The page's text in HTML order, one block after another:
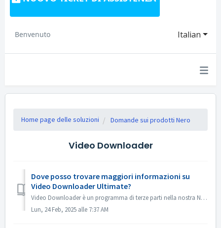
Italian
Benvenuto
Home page delle soluzioni Domande sui prodotti Nero
Video Downloader
Dove posso trovare maggiori informazioni su
Video Downloader Ultimate?
Video Downloader è un programma di terze parti nella nostra Nero Platinum Suite. Puoi controllare le informazioni sul programma Video Downloader qui: http...
Lun, 24 Feb, 2025 alle 7:37 AM